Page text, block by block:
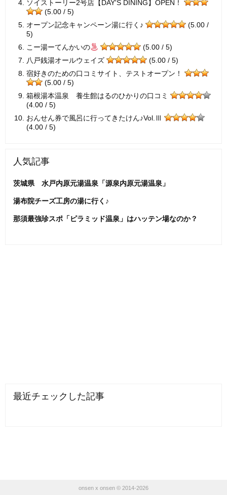
ソイストーリー2号店【DAY'S DINING】OPEN！
(5.00 / 5)
オープン記念キャンペーン湯に行く♪
(5.00 /
5)
こー湯ーてんかいの
(5.00 / 5)
八戸銭湯オールウェイズ
(5.00 / 5)
宿好きのための口コミサイト、テストオープン！
(5.00 / 5)
箱根湯本温泉 養生館はるのひかりの口コミ
(4.00 / 5)
おんせん券で風呂に行ってきたけん♪Vol.Ⅲ
(4.00 / 5)
人気記事
茨城県 水戸内原元湯温泉「源泉内原元湯温泉」
湯布院チーズ工房の湯に行く♪
那須最強珍スポ「ピラミッド温泉」はハッテン場なのか？
最近チェックした記事
onsen x onsen © 2014-2026